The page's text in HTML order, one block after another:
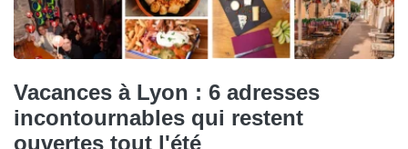
Vacances à Lyon : 6 adresses
incontournables qui restent
ouvertes tout l'été